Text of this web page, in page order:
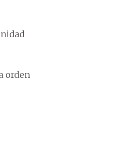
orden